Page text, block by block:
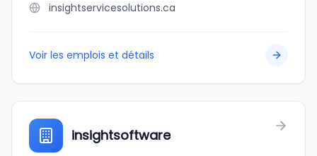
insightservicesolutions.ca
Voir les emplois et détails
insightsoftware